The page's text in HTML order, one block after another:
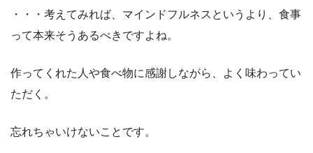
・・・考えてみれば、マインドフルネスというより、食事
って本来そうあるべきですよね。
作ってくれた人や食べ物に感謝しながら、よく味わってい
ただく。
忘れちゃいけないことです。